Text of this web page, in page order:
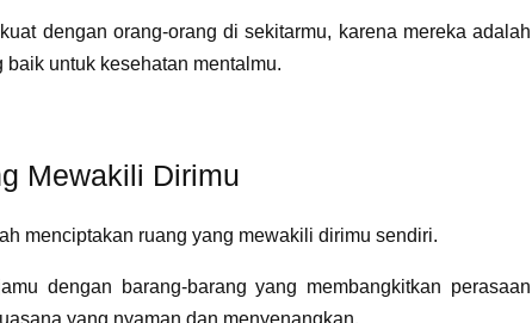
dengan orang-orang di sekitarmu, karena mereka adalah
untuk kesehatan mentalmu.
Mewakili Dirimu
menciptakan ruang yang mewakili dirimu sendiri.
dengan barang-barang yang membangkitkan perasaan
yang nyaman dan menyenangkan.